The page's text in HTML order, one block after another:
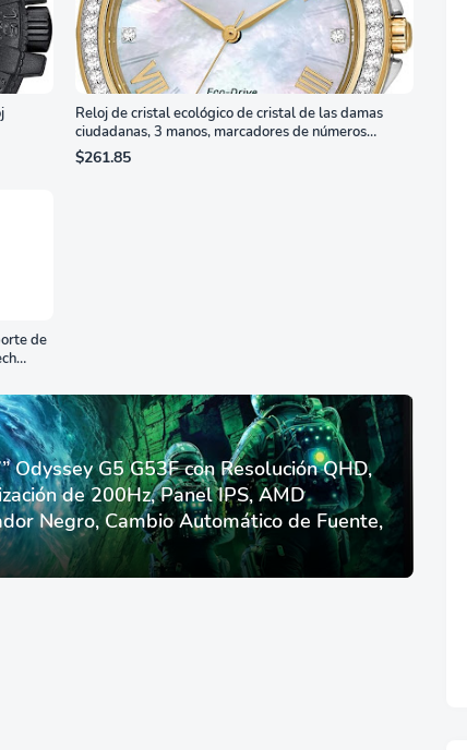
Reloj de cristal ecológico de cristal de las damas
ciudadanas, 3 manos, marcadores de números
romanos, dial de nácar
$261.85
de
Odyssey G5 G53F con Resolución QHD,
de 200Hz, Panel IPS, AMD
Negro, Cambio Automático de Fuente,